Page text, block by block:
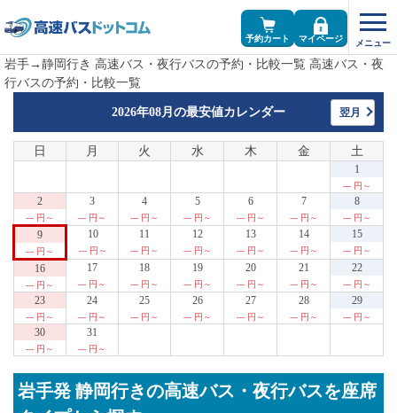
予約カート マイページ
岩手→静岡行き 高速バス・夜行バスの予約・比較一覧 高速バス・夜
行バスの予約・比較一覧
2026年08月の最安値カレンダー 翌月
日 月 火 水 木 金 土
1
--- 円～
2
--- 円～
3
--- 円～
4
--- 円～
5
--- 円～
6
--- 円～
7
--- 円～
8
--- 円～
9
--- 円～
10
--- 円～
11
--- 円～
12
--- 円～
13
--- 円～
14
--- 円～
15
--- 円～
16
--- 円～
17
--- 円～
18
--- 円～
19
--- 円～
20
--- 円～
21
--- 円～
22
--- 円～
23
--- 円～
24
--- 円～
25
--- 円～
26
--- 円～
27
--- 円～
28
--- 円～
29
--- 円～
30
--- 円～
31
--- 円～
岩手発 静岡行きの高速バス・夜行バスを座席